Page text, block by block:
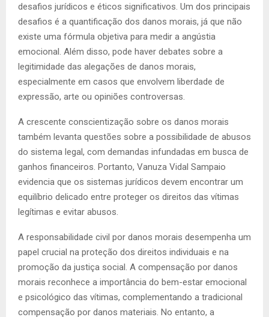
desafios jurídicos e éticos significativos. Um dos principais
desafios é a quantificação dos danos morais, já que não
existe uma fórmula objetiva para medir a angústia
emocional. Além disso, pode haver debates sobre a
legitimidade das alegações de danos morais,
especialmente em casos que envolvem liberdade de
expressão, arte ou opiniões controversas.
A crescente conscientização sobre os danos morais
também levanta questões sobre a possibilidade de abusos
do sistema legal, com demandas infundadas em busca de
ganhos financeiros. Portanto, Vanuza Vidal Sampaio
evidencia que os sistemas jurídicos devem encontrar um
equilíbrio delicado entre proteger os direitos das vítimas
legítimas e evitar abusos.
A responsabilidade civil por danos morais desempenha um
papel crucial na proteção dos direitos individuais e na
promoção da justiça social. A compensação por danos
morais reconhece a importância do bem-estar emocional
e psicológico das vítimas, complementando a tradicional
compensação por danos materiais. No entanto, a